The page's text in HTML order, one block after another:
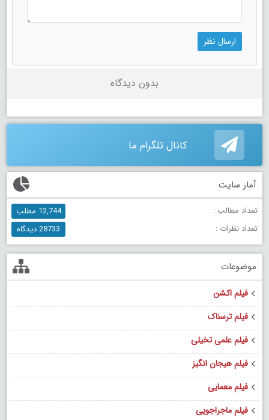
بدون دیدگاه
کانال تلگرام ما
آمار سایت
تعداد مطالب :
12,744 مطلب
تعداد نظرات :
28733 دیدگاه
موضوعات
فیلم اکشن
فیلم ترسناک
فیلم علمی تخیلی
فیلم هیجان انگیز
فیلم معمایی
فیلم ماجراجویی